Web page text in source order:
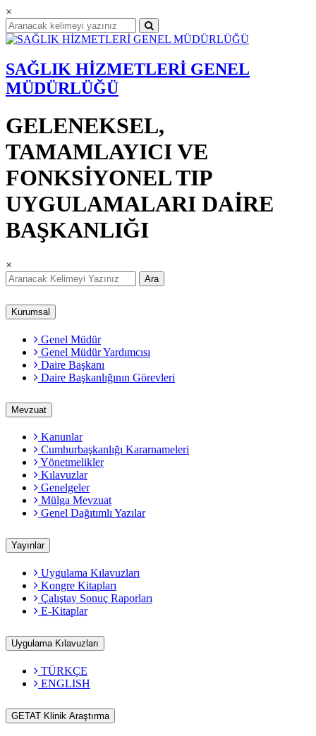
×
SAĞLIK HİZMETLERİ GENEL
MÜDÜRLÜĞÜ
GELENEKSEL,
TAMAMLAYICI VE
FONKSİYONEL TIP
UYGULAMALARI DAİRE
BAŞKANLIĞI
×
Ara
Kurumsal
Genel Müdür
Genel Müdür Yardımcısı
Daire Başkanı
Daire Başkanlığının Görevleri
Mevzuat
Kanunlar
Cumhurbaşkanlığı Kararnameleri
Yönetmelikler
Kılavuzlar
Genelgeler
Mülga Mevzuat
Genel Dağıtımlı Yazılar
Yayınlar
Uygulama Kılavuzları
Kongre Kitapları
Çalıştay Sonuç Raporları
E-Kitaplar
Uygulama Kılavuzları
TÜRKÇE
ENGLISH
GETAT Klinik Araştırma